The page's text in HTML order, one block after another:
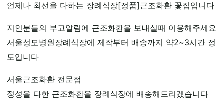
언제나 최선을 다하는 장례식장[정품]근조화환 꽃집입니다
지인분들의 부고알림에 근조화환을 보내실때 이용해주세요
서울성모병원장례식장에 제작부터 배송까지 약2~3시간 정
도입니다
서울근조화환 전문점
정성을 다한 근조화환을 장례식장에 배송해드리겠습니다